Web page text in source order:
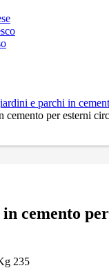
e parchi in
cemento per esterni
cemento
235